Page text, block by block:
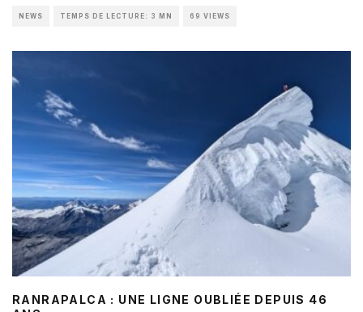
NEWS TEMPS DE LECTURE: 3 MN 69 VIEWS
RANRAPALCA : UNE LIGNE OUBLIÉE DEPUIS 46